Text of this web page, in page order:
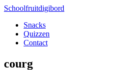
Schoolfruitdigibord
Snacks
Quizzen
Contact
courg